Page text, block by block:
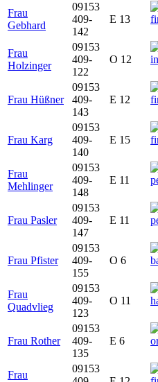
Frau
Gebhard
09153
409-
142
E 13
Frau
Holzinger
09153
409-
122
O 12
Frau Hüßner
09153
409-
143
E 12
Frau Karg
09153
409-
140
E 15
Frau
Mehlinger
09153
409-
148
E 11
Frau Pasler
09153
409-
147
E 11
Frau Pfister
09153
409-
155
O 6
Frau
Quadvlieg
09153
409-
123
O 11
Frau Rother
09153
409-
135
E 6
Frau
09153